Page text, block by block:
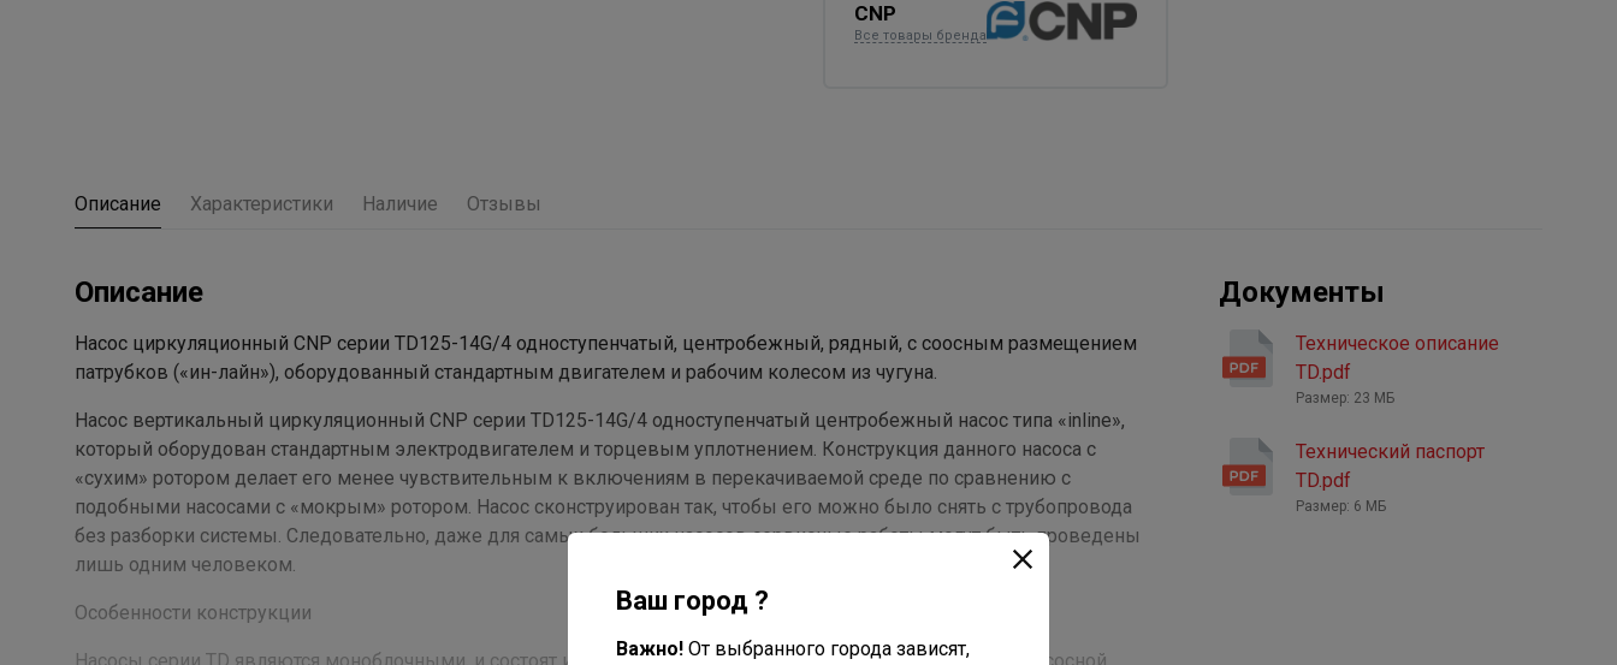
CNP
Все товары бренда
Описание Характеристики Наличие Отзывы
Описание
Насос циркуляционный CNP серии TD125-14G/4 одноступенчатый, центробежный, рядный, с соосным размещением
патрубков («ин-лайн»), оборудованный стандартным двигателем и рабочим колесом из чугуна.
Насос вертикальный циркуляционный CNP серии TD125-14G/4 одноступенчатый центробежный насос типа «inline»,
который оборудован стандартным электродвигателем и торцевым уплотнением. Конструкция данного насоса с
«сухим» ротором делает его менее чувствительным к включениям в перекачиваемой среде по сравнению с
подобными насосами с «мокрым» ротором. Насос сконструирован так, чтобы его можно было снять с трубопровода
без разборки системы. Следовательно, даже для самых больших насосов сервисные работы могут быть проведены
лишь одним человеком.
Особенности конструкции
Документы
Техническое описание
TD.pdf
Размер: 23 МБ
Технический паспорт
TD.pdf
Размер: 6 МБ
Ваш город ?
Важно! От выбранного города зависят,